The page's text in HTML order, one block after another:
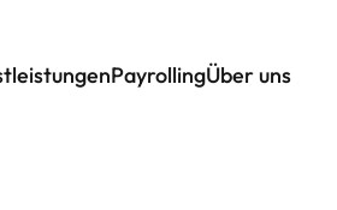
PayrollingÜber uns